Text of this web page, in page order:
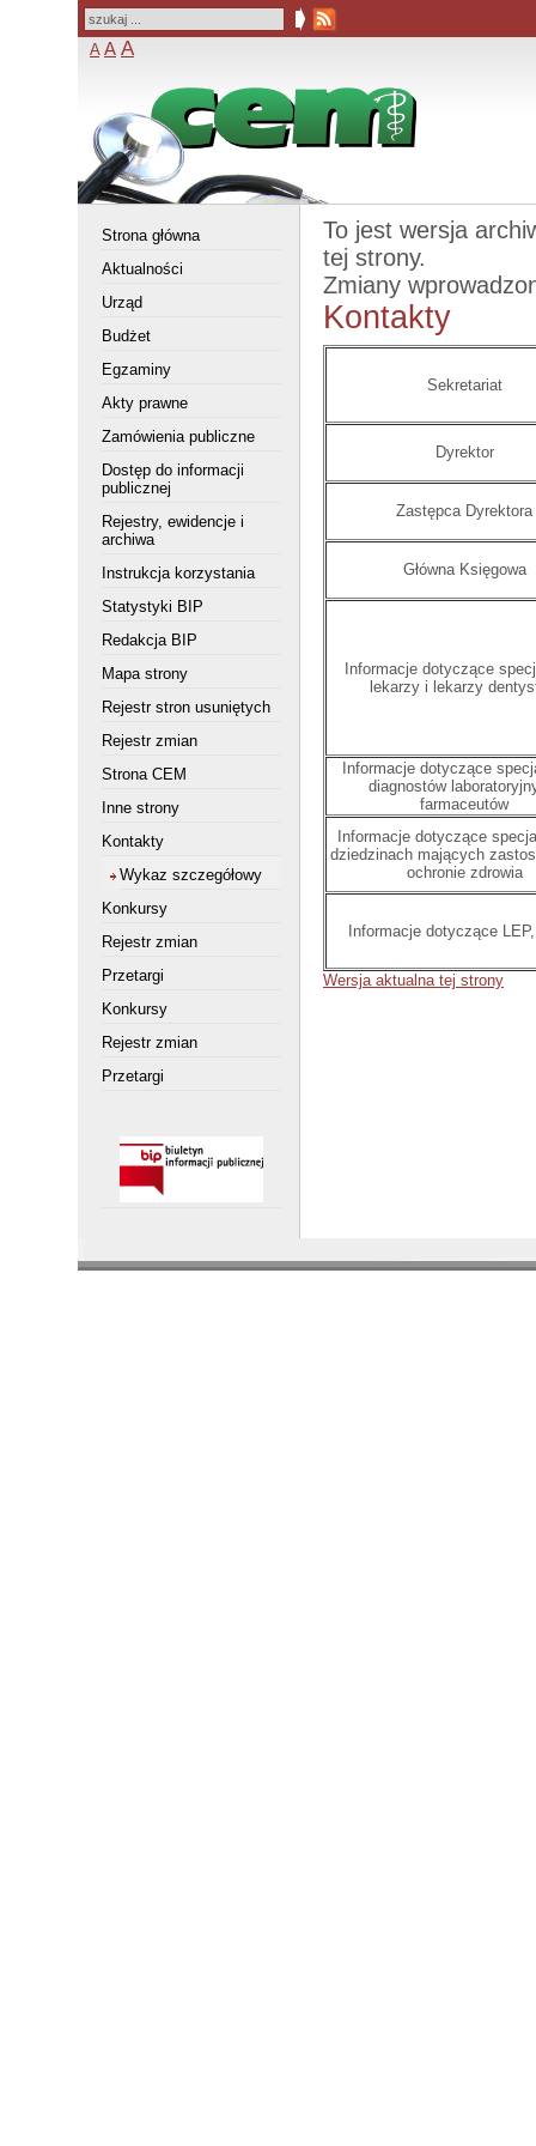
A A A
Strona główna
Aktualności
Urząd
Budżet
Egzaminy
Akty prawne
Zamówienia publiczne
Dostęp do informacji
publicznej
Rejestry, ewidencje i
archiwa
Instrukcja korzystania
Statystyki BIP
Redakcja BIP
Mapa strony
Rejestr stron usuniętych
Rejestr zmian
Strona CEM
Inne strony
Kontakty
Wykaz szczegółowy
Konkursy
Rejestr zmian
Przetargi
Konkursy
Rejestr zmian
Przetargi
To jest wersja
tej strony.
Zmiany
Kontakty
Sekretariat
Dyrektor
Zastępca Dyrektora
Główna Księgowa
Informacje dotyczące
lekarzy i lekarzy
Informacje dotyczące
diagnostów
farmaceutów
Informacje dotyczące
dziedzinach mających
ochronie zdrowia
Informacje dotyczące
Wersja aktualna tej strony